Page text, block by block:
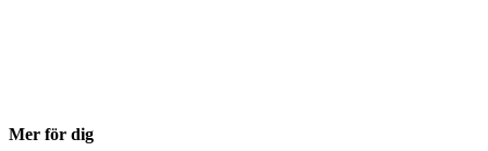
Mer för dig